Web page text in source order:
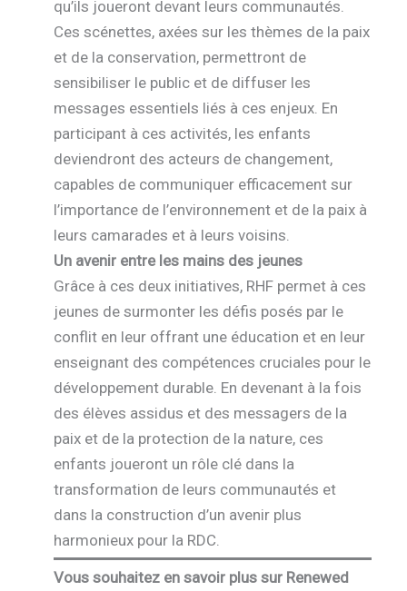
qu’ils joueront devant leurs communautés.
Ces scénettes, axées sur les thèmes de la paix
et de la conservation, permettront de
sensibiliser le public et de diffuser les
messages essentiels liés à ces enjeux. En
participant à ces activités, les enfants
deviendront des acteurs de changement,
capables de communiquer efficacement sur
l’importance de l’environnement et de la paix à
leurs camarades et à leurs voisins.
Un avenir entre les mains des jeunes
Grâce à ces deux initiatives, RHF permet à ces
jeunes de surmonter les défis posés par le
conflit en leur offrant une éducation et en leur
enseignant des compétences cruciales pour le
développement durable. En devenant à la fois
des élèves assidus et des messagers de la
paix et de la protection de la nature, ces
enfants joueront un rôle clé dans la
transformation de leurs communautés et
dans la construction d’un avenir plus
harmonieux pour la RDC.
Vous souhaitez en savoir plus sur Renewed